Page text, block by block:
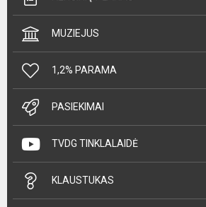
MUZIEJUS
1,2% PARAMA
PASIEKIMAI
TVDG TINKLALAIDĖ
KLAUSTUKAS